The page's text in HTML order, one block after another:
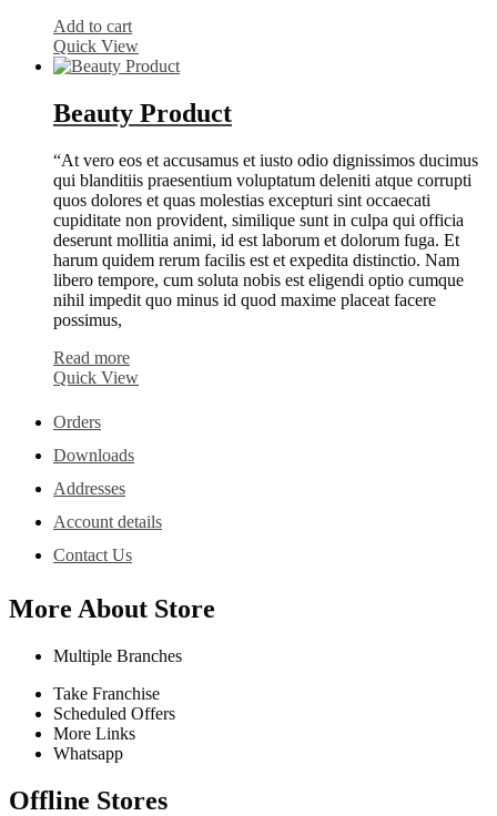
Add to cart
Quick View
Beauty Product
“At vero eos et accusamus et iusto odio dignissimos ducimus
qui blanditiis praesentium voluptatum deleniti atque corrupti
quos dolores et quas molestias excepturi sint occaecati
cupiditate non provident, similique sunt in culpa qui officia
deserunt mollitia animi, id est laborum et dolorum fuga. Et
harum quidem rerum facilis est et expedita distinctio. Nam
libero tempore, cum soluta nobis est eligendi optio cumque
nihil impedit quo minus id quod maxime placeat facere
possimus,
Read more
Quick View
Orders
Downloads
Addresses
Account details
Contact Us
More About Store
Multiple Branches
Take Franchise
Scheduled Offers
More Links
Whatsapp
Offline Stores